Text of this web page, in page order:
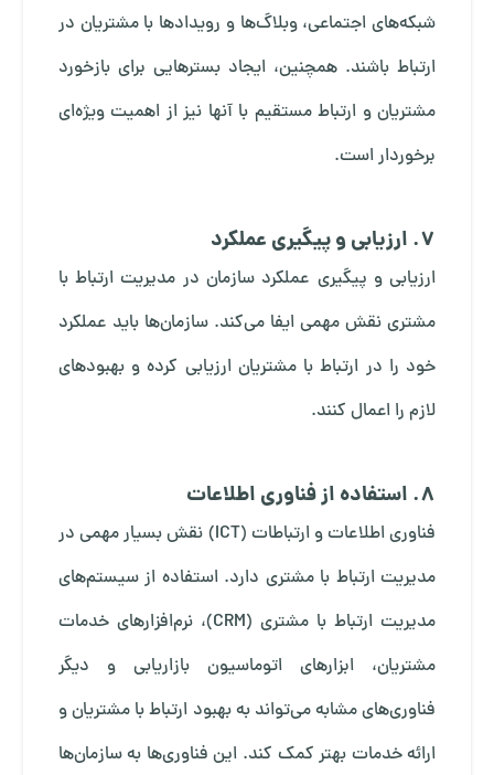
شبکه‌های اجتماعی، وبلاگ‌ها و رویدادها با مشتریان در
ارتباط باشند. همچنین، ایجاد بسترهایی برای بازخورد
مشتریان و ارتباط مستقیم با آنها نیز از اهمیت ویژه‌ای
برخوردار است.
7. ارزیابی و پیگیری عملکرد
ارزیابی و پیگیری عملکرد سازمان در مدیریت ارتباط با
مشتری نقش مهمی ایفا می‌کند. سازمان‌ها باید عملکرد
خود را در ارتباط با مشتریان ارزیابی کرده و بهبودهای
لازم را اعمال کنند.
8. استفاده از فناوری اطلاعات
فناوری اطلاعات و ارتباطات (ICT) نقش بسیار مهمی در
مدیریت ارتباط با مشتری دارد. استفاده از سیستم‌های
مدیریت ارتباط با مشتری (CRM)، نرم‌افزارهای خدمات
مشتریان، ابزارهای اتوماسیون بازاریابی و دیگر
فناوری‌های مشابه می‌تواند به بهبود ارتباط با مشتریان و
ارائه خدمات بهتر کمک کند. این فناوری‌ها به سازمان‌ها